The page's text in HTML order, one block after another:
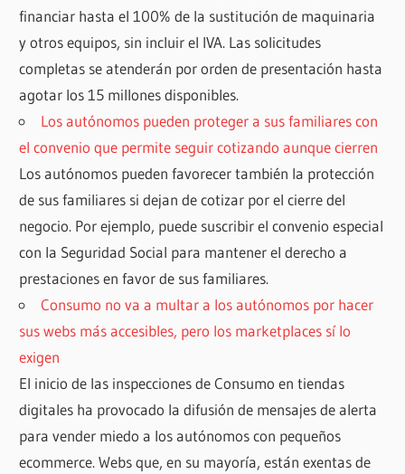
financiar hasta el 100% de la sustitución de maquinaria
y otros equipos, sin incluir el IVA. Las solicitudes
completas se atenderán por orden de presentación hasta
agotar los 15 millones disponibles.
Los autónomos pueden proteger a sus familiares con
el convenio que permite seguir cotizando aunque cierren
Los autónomos pueden favorecer también la protección
de sus familiares si dejan de cotizar por el cierre del
negocio. Por ejemplo, puede suscribir el convenio especial
con la Seguridad Social para mantener el derecho a
prestaciones en favor de sus familiares.
Consumo no va a multar a los autónomos por hacer
sus webs más accesibles, pero los marketplaces sí lo
exigen
El inicio de las inspecciones de Consumo en tiendas
digitales ha provocado la difusión de mensajes de alerta
para vender miedo a los autónomos con pequeños
ecommerce. Webs que, en su mayoría, están exentas de